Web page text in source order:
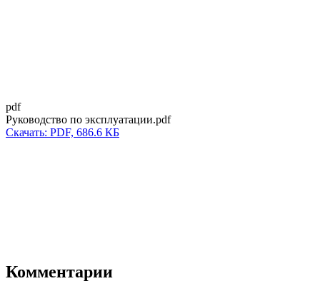
pdf
Руководство по эксплуатации.pdf
Скачать: PDF, 686.6 КБ
Комментарии